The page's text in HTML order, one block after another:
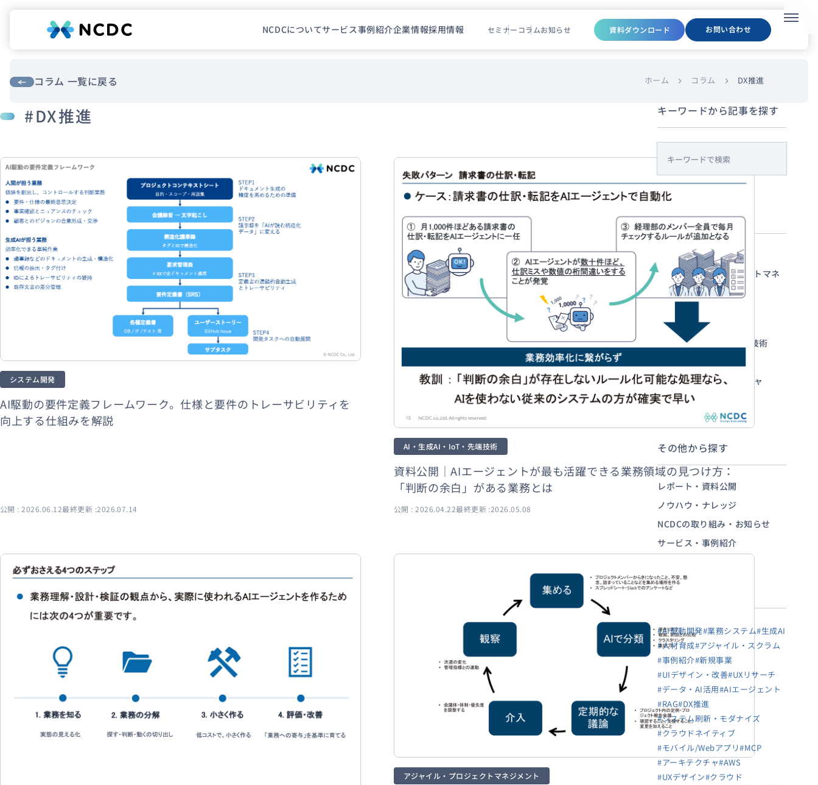
メニュ
サービス
企業情報
採用情報
セミナーコラムお知らせ
お役立ち情報（PJ Insight）
資料ダウンロード お問い合わせ
NCDCについてサービス事例紹介企業情報採用情報 セミナー コラムお知らせ 資料ダウンロード お問い合わせ
コラム 一覧に戻る ホーム chevron_right コラム chevron_right DX推進
#DX推進
システム開発
AI駆動の要件定義フレームワーク。仕様と要件のトレーサビリティを
向上する仕組みを解説
公開 : 2026.06.12最終更新 :2026.07.14
AI・生成AI・IoT・先端技術
資料公開｜AIエージェントが最も活躍できる業務領域の見つけ方：
「判断の余白」がある業務とは
公開 : 2026.04.22最終更新 :2026.05.08
アジャイル・プロジェクトマネジメント
キーワードから記事を探す
e
h
課題・目的から探す
新規事業・サービス企画
アジャイル・プロジェクトマネ
ジメント
内製化・人材育成
DX戦略・ITコンサル
AI・生成AI・IoT・先端技術
クラウド・アーキテクチャ
UX/UI・ブランディング
その他から探す
レポート・資料公開
ノウハウ・ナレッジ
NCDCの取り組み・お知らせ
サービス・事例紹介
タグから探す
#AI駆動開発#業務システム#生成AI
#人材育成#アジャイル・スクラム
#事例紹介#新規事業
#UIデザイン・改善#UXリサーチ
#データ・AI活用#AIエージェント
#RAG#DX推進
#システム刷新・モダナイズ
#クラウドネイティブ
#モバイル/Webアプリ#MCP
#アーキテクチャ#AWS
#UXデザイン#クラウド